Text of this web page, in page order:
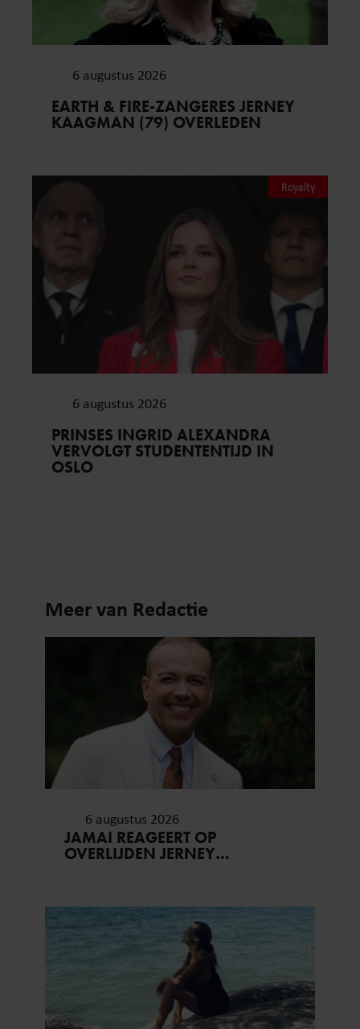
6 augustus 2026
EARTH & FIRE-ZANGERES JERNEY
KAAGMAN (79) OVERLEDEN
Royalty
6 augustus 2026
PRINSES INGRID ALEXANDRA
VERVOLGT STUDENTENTIJD IN
OSLO
Meer van Redactie
6 augustus 2026
JAMAI REAGEERT OP
OVERLIJDEN JERNEY